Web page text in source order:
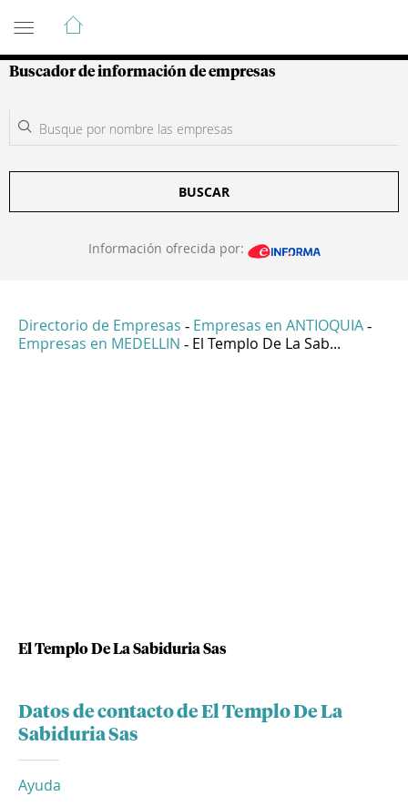
Guía de Empresas Colombianas
Buscador de información de empresas
BUSCAR
Información ofrecida por:
Directorio de Empresas - Empresas en ANTIOQUIA -
Empresas en MEDELLIN - El Templo De La Sab...
El Templo De La Sabiduria Sas
Datos de contacto de El Templo De La
Sabiduria Sas
Ayuda